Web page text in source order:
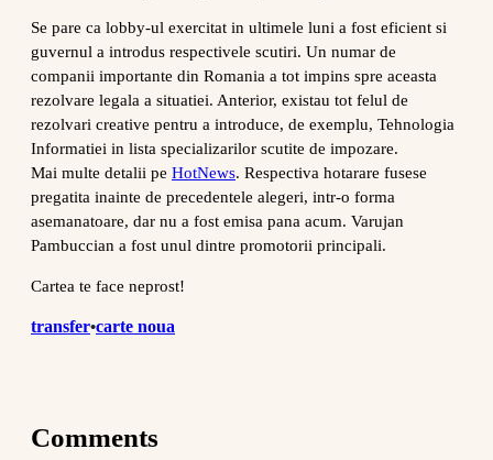
Se pare ca lobby-ul exercitat in ultimele luni a fost eficient si
guvernul a introdus respectivele scutiri. Un numar de
companii importante din Romania a tot impins spre aceasta
rezolvare legala a situatiei. Anterior, existau tot felul de
rezolvari creative pentru a introduce, de exemplu, Tehnologia
Informatiei in lista specializarilor scutite de impozare.
Mai multe detalii pe HotNews. Respectiva hotarare fusese
pregatita inainte de precedentele alegeri, intr-o forma
asemanatoare, dar nu a fost emisa pana acum. Varujan
Pambuccian a fost unul dintre promotorii principali.
Cartea te face neprost!
transfer•carte noua
Comments